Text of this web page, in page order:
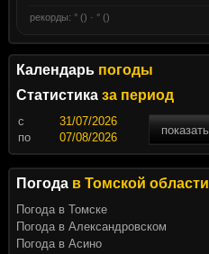
рекорды: ° () · ° ()
Календарь погоды
Статистика за период
c
показать
по
Погода в Томской области
Погода в Томске
Погода в Александровском
Погода в Асино